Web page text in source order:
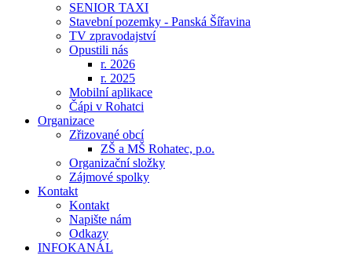
SENIOR TAXI
Stavební pozemky - Panská Šířavina
TV zpravodajství
Opustili nás
r. 2026
r. 2025
Mobilní aplikace
Čápi v Rohatci
Organizace
Zřizované obcí
ZŠ a MŠ Rohatec, p.o.
Organizační složky
Zájmové spolky
Kontakt
Kontakt
Napište nám
Odkazy
INFOKANÁL